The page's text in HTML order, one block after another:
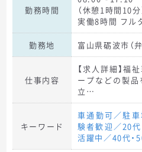
勤務時間
（休憩1時間10分
実働8時間 フル
勤務地 富山県砺波市（
仕事内容
【求人詳細】福
ープなどの製
立…
キーワード
車通勤可／駐
験者歓迎／20
活躍中／40代